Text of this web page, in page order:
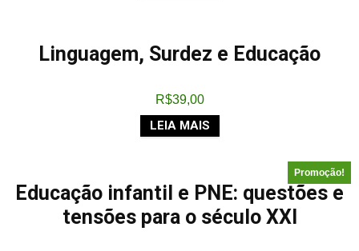
Linguagem, Surdez e Educação
R$39,00
LEIA MAIS
Promoção!
Educação infantil e PNE: questões e
tensões para o século XXI